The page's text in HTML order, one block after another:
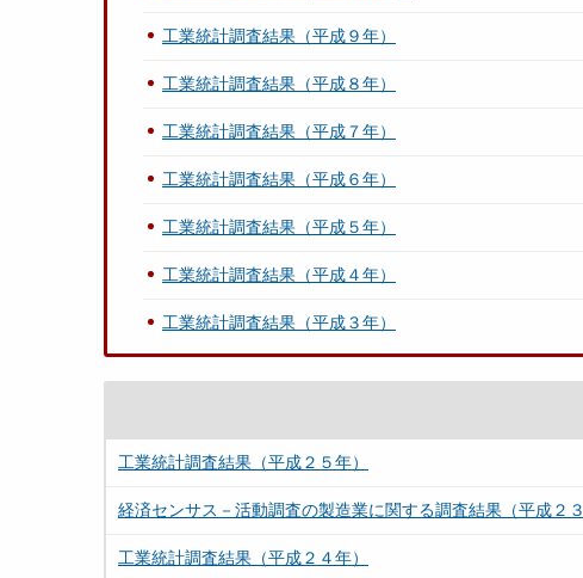
工業統計調査結果（平成９年）
工業統計調査結果（平成８年）
工業統計調査結果（平成７年）
工業統計調査結果（平成６年）
工業統計調査結果（平成５年）
工業統計調査結果（平成４年）
工業統計調査結果（平成３年）
工業統計調査結果（平成２５年）
経済センサス－活動調査の製造業に関する調査結果（平成２３
工業統計調査結果（平成２４年）